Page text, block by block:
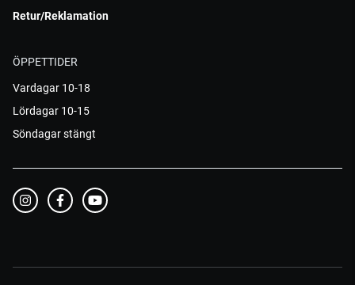
Retur/Reklamation
ÖPPETTIDER
Vardagar 10-18
Lördagar 10-15
Söndagar stängt